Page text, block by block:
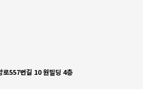
로557번길 10 원빌딩 4층